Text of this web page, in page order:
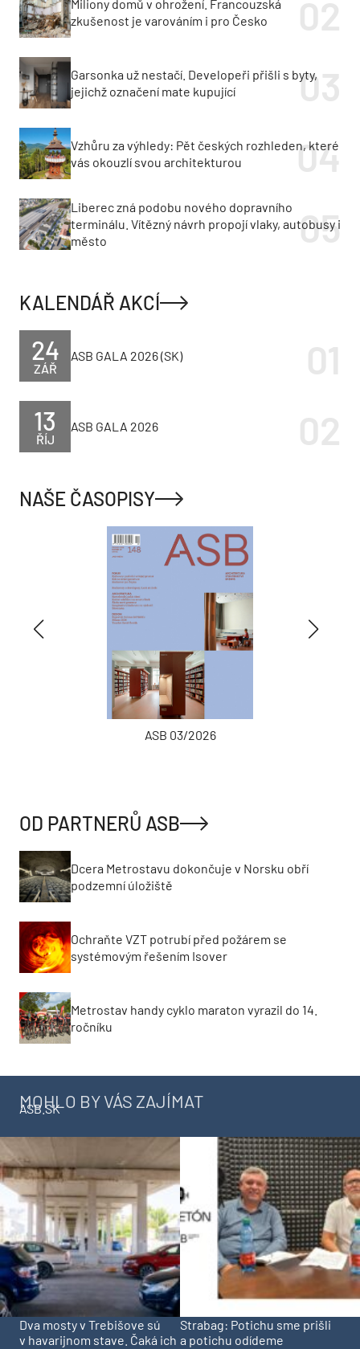
Miliony domů v ohrožení. Francouzská
zkušenost je varováním i pro Česko
Garsonka už nestačí. Developeři přišli s byty,
jejichž označení mate kupující
Vzhůru za výhledy: Pět českých rozhleden, které
vás okouzlí svou architekturou
Liberec zná podobu nového dopravního
terminálu. Vítězný návrh propojí vlaky, autobusy i
město
KALENDÁŘ AKCÍ
ZÁŘ
24 ASB GALA 2026 (SK)
ŘÍJ
13 ASB GALA 2026
NAŠE ČASOPISY
ASB 03/2026
OD PARTNERŮ ASB
Dcera Metrostavu dokončuje v Norsku obří
podzemní úložiště
Ochraňte VZT potrubí před požárem se
systémovým řešením Isover
Metrostav handy cyklo maraton vyrazil do 14.
ročníku
MOHLO BY VÁS ZAJÍMAT
ASB.SK
Dva mosty v Trebišove sú
v havarijnom stave. Čaká ich
Strabag: Potichu sme prišli
a potichu odídeme